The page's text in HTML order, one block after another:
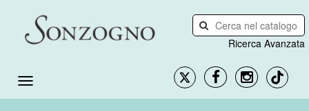
Ricerca Avanzata